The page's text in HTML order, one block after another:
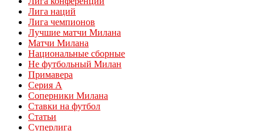
Лига наций
Лига чемпионов
Лучшие матчи Милана
Матчи Милана
Национальные сборные
Не футбольный Милан
Примавера
Серия А
Соперники Милана
Ставки на футбол
Статьи
Суперлига